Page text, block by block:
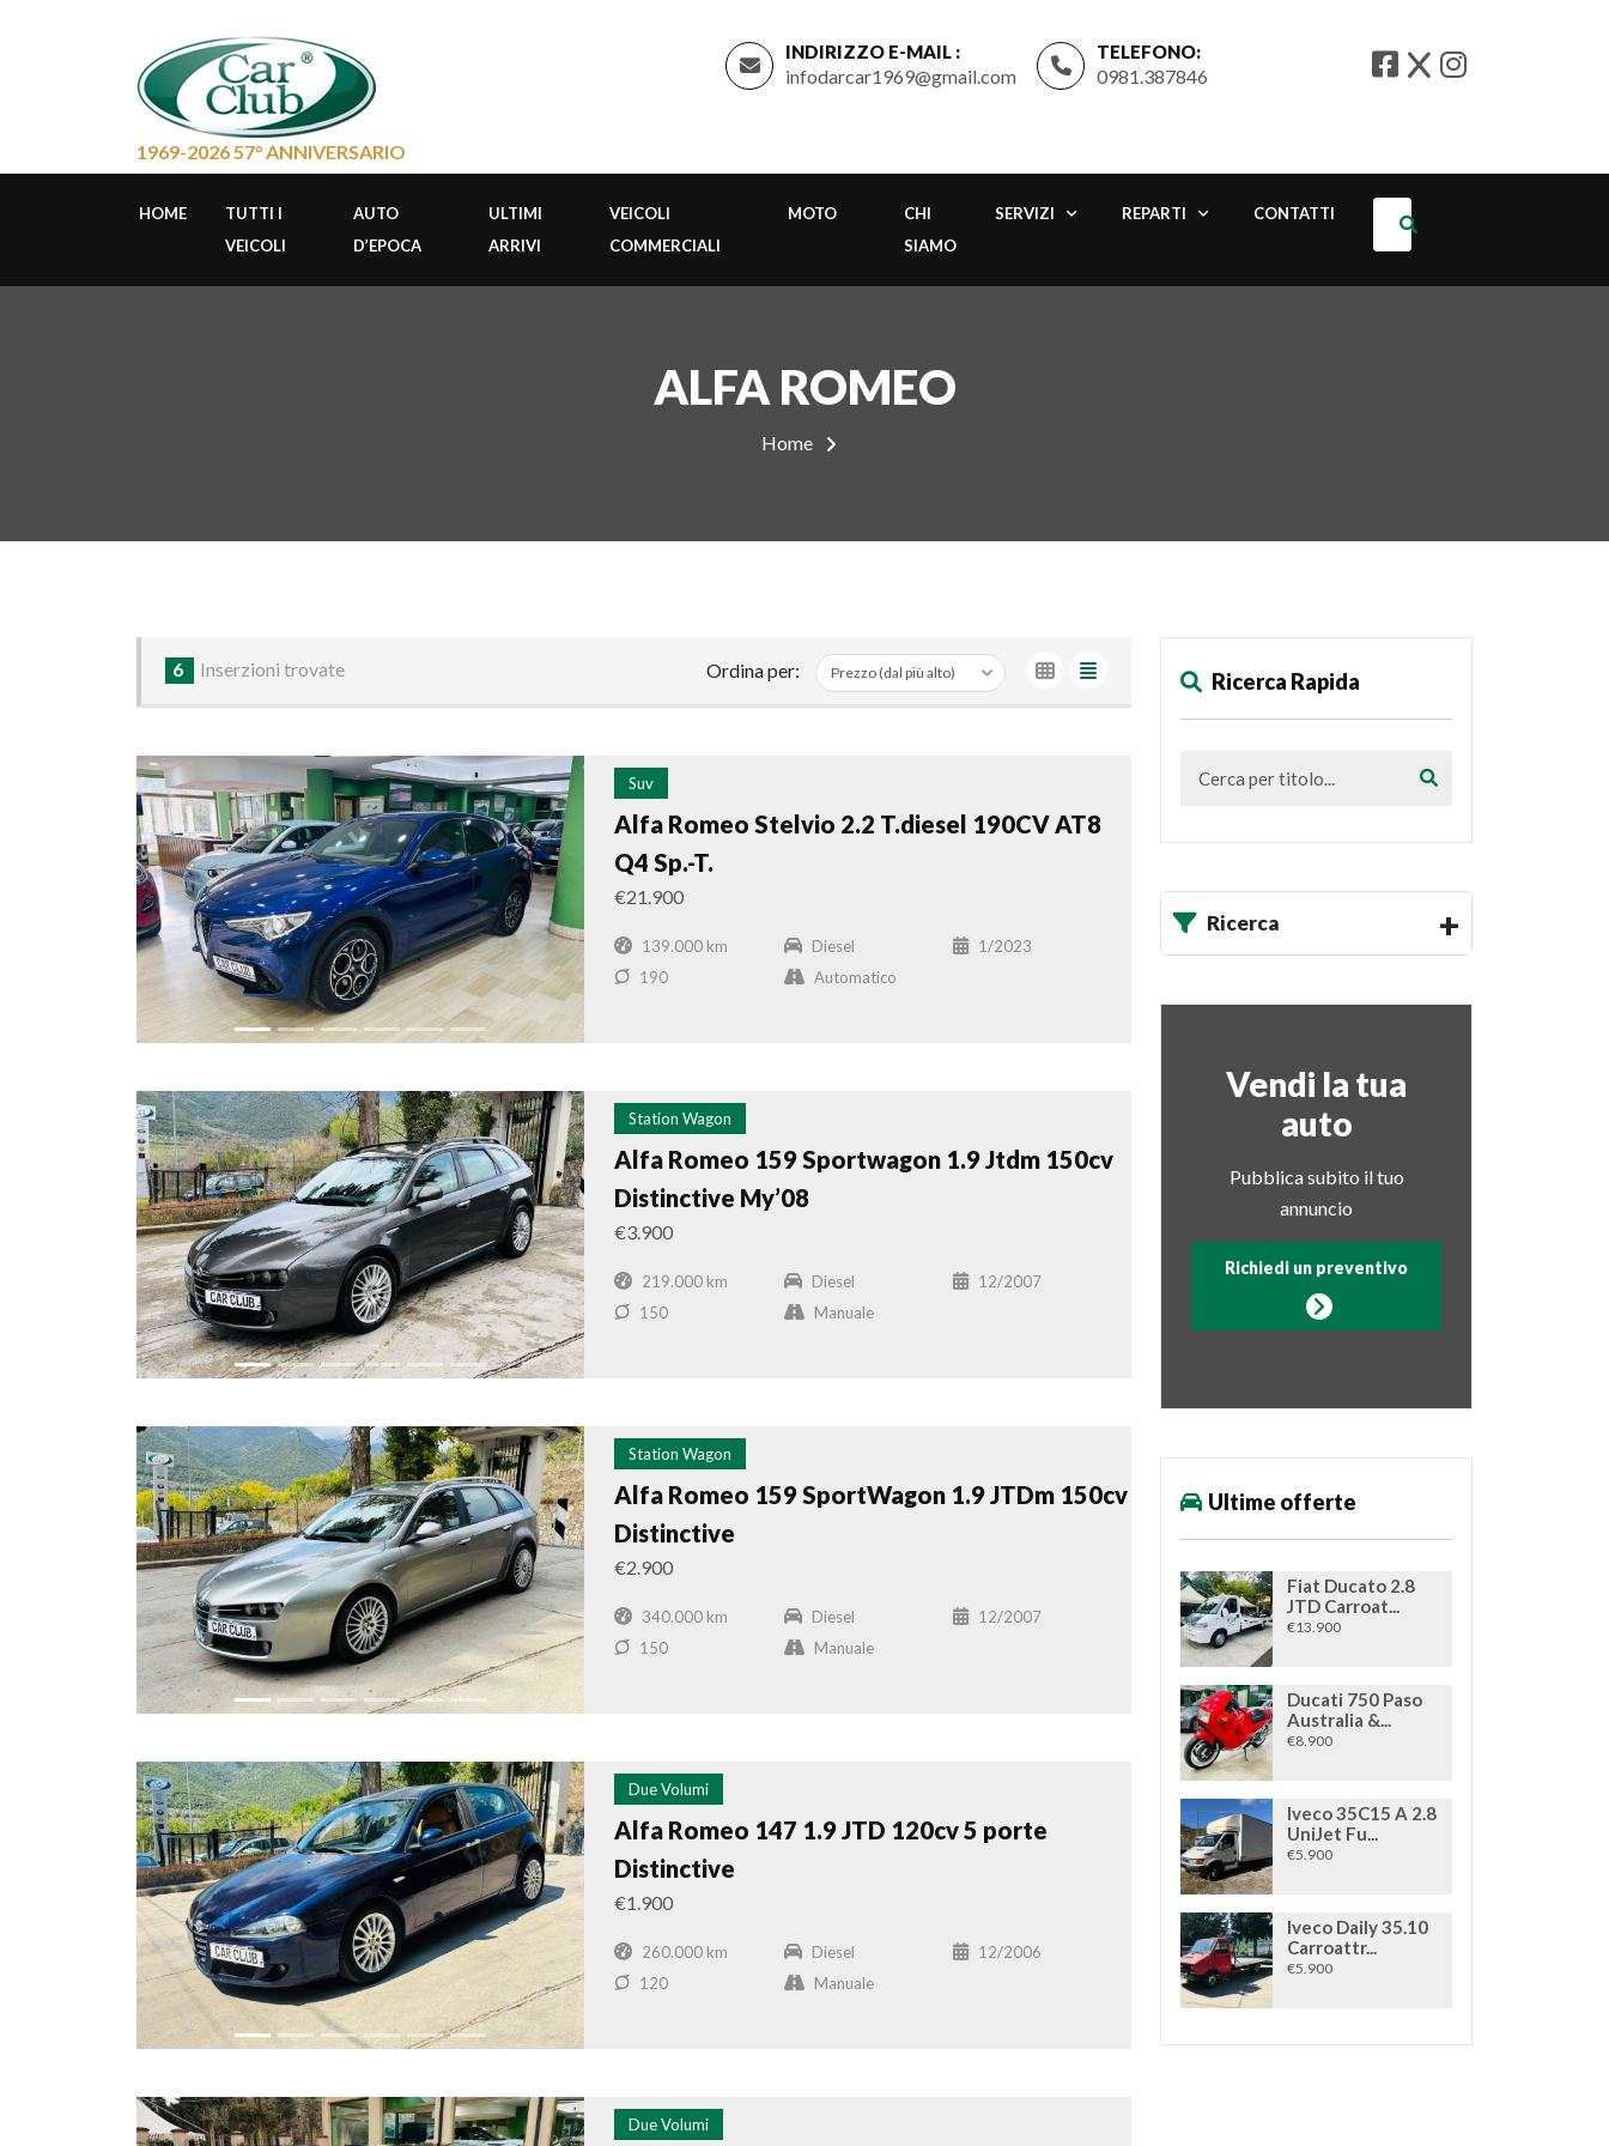
INDIRIZZO E-MAIL :
infodarcar1969@gmail.com
TELEFONO:
0981.387846
1969-2026 57° ANNIVERSARIO
HOME
TUTTI I
VEICOLI
AUTO
D’EPOCA
ULTIMI
ARRIVI
VEICOLI
COMMERCIALI
MOTO
CHI
SIAMO
SERVIZI REPARTI CONTATTI
ALFA ROMEO
Home
6 Inserzioni trovate Ordina per:
Suv
Alfa Romeo Stelvio 2.2 T.diesel 190CV AT8
Q4 Sp.-T.
€21.900
139.000 km Diesel
1/2023
190
Automatico
Station Wagon
Alfa Romeo 159 Sportwagon 1.9 Jtdm 150cv
Distinctive My’08
€3.900
219.000 km Diesel
12/2007
150
Manuale
Station Wagon
Alfa Romeo 159 SportWagon 1.9 JTDm 150cv
Distinctive
€2.900
340.000 km Diesel
12/2007
150
Manuale
Due Volumi
Alfa Romeo 147 1.9 JTD 120cv 5 porte
Distinctive
€1.900
260.000 km Diesel
12/2006
120
Manuale
Due Volumi
Ricerca Rapida
Ricerca
Vendi la tua
auto
Pubblica subito il tuo
annuncio
Richiedi un preventivo
Ultime offerte
Fiat Ducato 2.8
JTD Carroat...
€13.900
Ducati 750 Paso
Australia &...
€8.900
Iveco 35C15 A 2.8
UniJet Fu...
€5.900
Iveco Daily 35.10
Carroattr...
€5.900